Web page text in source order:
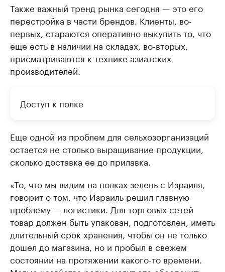
Также важный тренд рынка сегодня — это его
перестройка в части брендов. Клиенты, во-
первых, стараются оперативно выкупить то, что
еще есть в наличии на складах, во-вторых,
присматриваются к технике азиатских
производителей.
Доступ к полке
Еще одной из проблем для сельхозорганизаций
остается не столько выращивание продукции,
сколько доставка ее до прилавка.
«То, что мы видим на полках зелень с Израиля,
говорит о том, что Израиль решил главную
проблему — логистики. Для торговых сетей
товар должен быть упакован, подготовлен, иметь
длительный срок хранения, чтобы он не только
дошел до магазина, но и пробыл в свежем
состоянии на протяжении какого-то времени.